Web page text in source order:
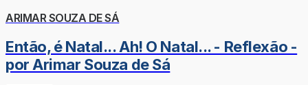
ARIMAR SOUZA DE SÁ
Então, é Natal... Ah! O Natal... - Reflexão -
por Arimar Souza de Sá